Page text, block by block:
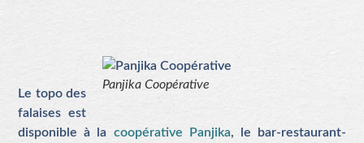
Panjika Coopérative
Le topo des
falaises est
disponible à la coopérative Panjika, le bar-restaurant-